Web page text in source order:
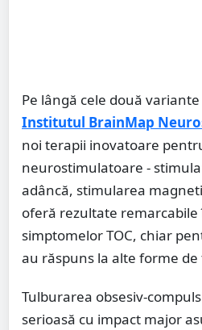
Pe lângă cele două
Institutul BrainMap
noi terapii inovatoare
neurostimulatoare -
adâncă, stimularea
oferă rezultate remarcabile
simptomelor TOC, chiar
au răspuns la alte forme
Tulburarea obsesiv-
serioasă cu impact major